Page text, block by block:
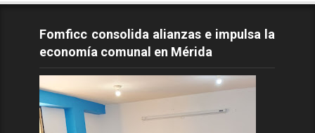
Fomficc consolida alianzas e impulsa la
economía comunal en Mérida